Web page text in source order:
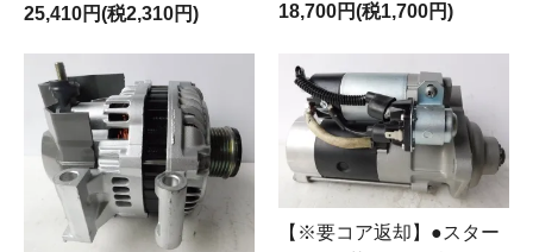
25,410円(税2,310円)
18,700円(税1,700円)
【※要コア返却】●スター